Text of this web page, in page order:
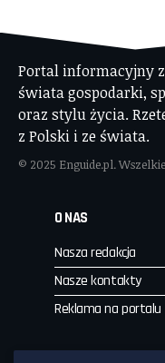
Portal informacyjny
świata gospodarki,
oraz stylu życia.
z Polski i ze świata.
© 2025 Enguide.pl.
O NAS
Nasza redakcja
Nasze kontakty
Reklama na portalu